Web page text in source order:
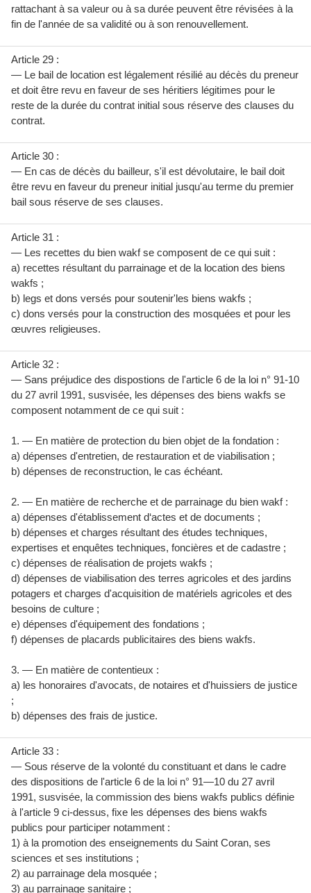
rattachant à sa valeur ou à sa durée peuvent être révisées à la
fin de l'année de sa validité ou à son renouvellement.
Article 29 :
— Le bail de location est légalement résilié au décès du preneur
et doit être revu en faveur de ses héritiers légitimes pour le
reste de la durée du contrat initial sous réserve des clauses du
contrat.
Article 30 :
— En cas de décès du bailleur, s'il est dévolutaire, le bail doit
être revu en faveur du preneur initial jusqu'au terme du premier
bail sous réserve de ses clauses.
Article 31 :
— Les recettes du bien wakf se composent de ce qui suit :
a) recettes résultant du parrainage et de la location des biens
wakfs ;
b) legs et dons versés pour soutenir'les biens wakfs ;
c) dons versés pour la construction des mosquées et pour les
œuvres religieuses.
Article 32 :
— Sans préjudice des dispostions de l'article 6 de la loi n° 91-10
du 27 avril 1991, susvisée, les dépenses des biens wakfs se
composent notamment de ce qui suit :
1. — En matière de protection du bien objet de la fondation :
a) dépenses d'entretien, de restauration et de viabilisation ;
b) dépenses de reconstruction, le cas échéant.
2. — En matière de recherche et de parrainage du bien wakf :
a) dépenses d'établissement d‘actes et de documents ;
b) dépenses et charges résultant des études techniques,
expertises et enquêtes techniques, foncières et de cadastre ;
c) dépenses de réalisation de projets wakfs ;
d) dépenses de viabilisation des terres agricoles et des jardins
potagers et charges d'acquisition de matériels agricoles et des
besoins de culture ;
e) dépenses d'équipement des fondations ;
f) dépenses de placards publicitaires des biens wakfs.
3. — En matière de contentieux :
a) les honoraires d'avocats, de notaires et d'huissiers de justice
;
b) dépenses des frais de justice.
Article 33 :
— Sous réserve de la volonté du constituant et dans le cadre
des dispositions de l'article 6 de la loi n° 91—10 du 27 avril
1991, susvisée, la commission des biens wakfs publics définie
à l'article 9 ci-dessus, fixe les dépenses des biens wakfs
publics pour participer notamment :
1) à la promotion des enseignements du Saint Coran, ses
sciences et ses institutions ;
2) au parrainage dela mosquée ;
3) au parrainage sanitaire ;